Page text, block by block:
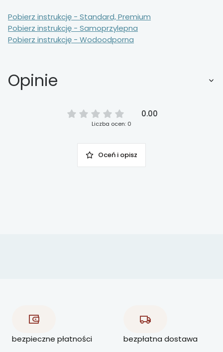
Pobierz instrukcję - Standard, Premium
Pobierz instrukcję - Samoprzylepna
Pobierz instrukcję - Wodoodporna
Opinie
0.00
Liczba ocen: 0
Oceń i opisz
bezpieczne płatności bezpłatna dostawa